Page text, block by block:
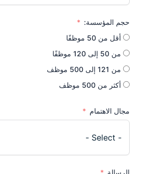
حجم المؤسسة:
أقل من 50 موظفًا
من 50 إلى 120 موظفًا
من 121 إلى 500 موظف
أكثر من 500 موظف
مجال الاهتمام
الرسالة